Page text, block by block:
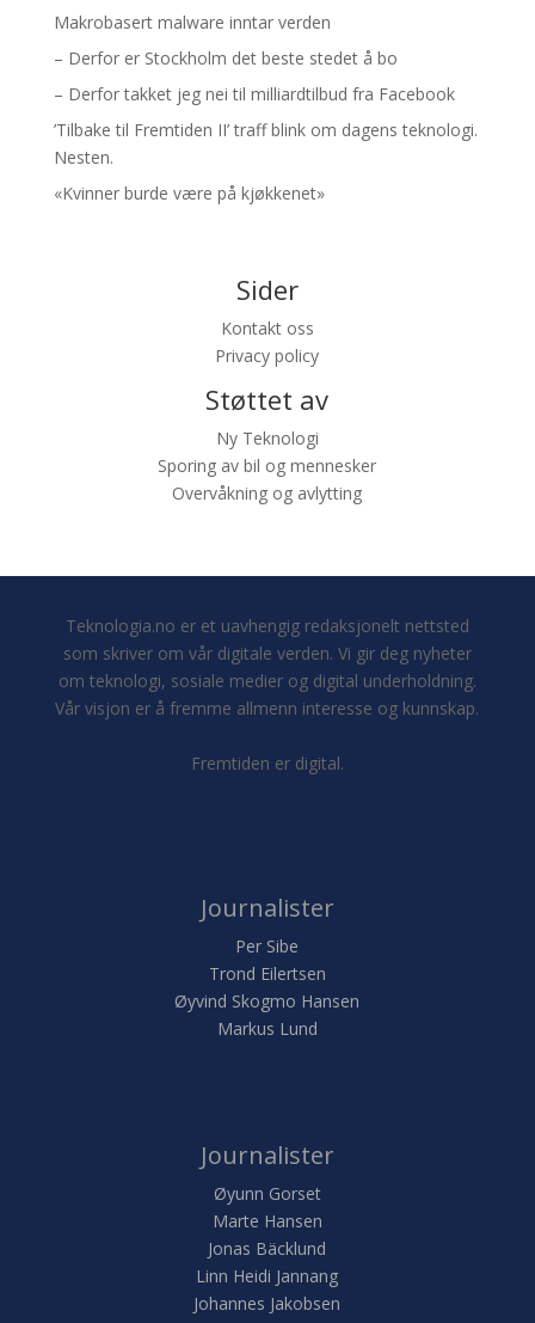
Makrobasert malware inntar verden
– Derfor er Stockholm det beste stedet å bo
– Derfor takket jeg nei til milliardtilbud fra Facebook
’Tilbake til Fremtiden II’ traff blink om dagens teknologi.
Nesten.
«Kvinner burde være på kjøkkenet»
Sider
Kontakt oss
Privacy policy
Støttet av
Ny Teknologi
Sporing av bil og mennesker
Overvåkning og avlytting
Teknologia.no er et uavhengig redaksjonelt nettsted
som skriver om vår digitale verden. Vi gir deg nyheter
om teknologi, sosiale medier og digital underholdning.
Vår visjon er å fremme allmenn interesse og kunnskap.
Fremtiden er digital.
Journalister
Per Sibe
Trond Eilertsen
Øyvind Skogmo Hansen
Markus Lund
Journalister
Øyunn Gorset
Marte Hansen
Jonas Bäcklund
Linn Heidi Jannang
Johannes Jakobsen